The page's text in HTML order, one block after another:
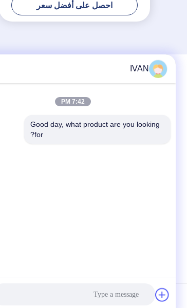
احصل على أفضل سعر
سياسة الخصوصية |خريطة الموقع
IVAN
7:42 PM
Good day, what product are you looking
for?